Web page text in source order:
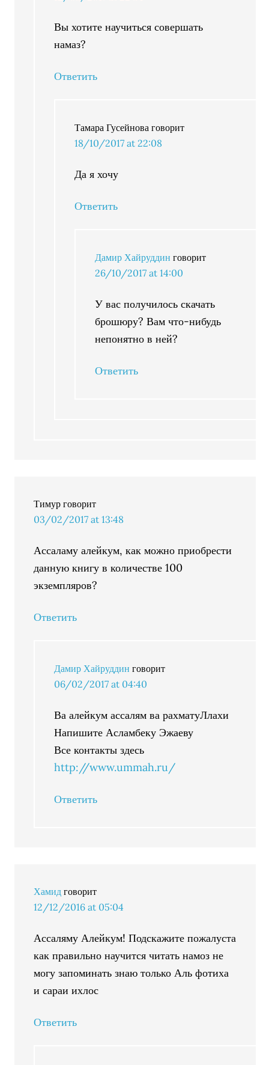
Вы хотите научиться совершать
намаз?
Ответить
Тамара Гусейнова говорит
18/10/2017 at 22:08
Да я хочу
Ответить
Дамир Хайруддин говорит
26/10/2017 at 14:00
У вас получилось скачать
брошюру? Вам что-нибудь
непонятно в ней?
Ответить
Тимур говорит
03/02/2017 at 13:48
Ассаламу алейкум, как можно приобрести
данную книгу в количестве 100
экземпляров?
Ответить
Дамир Хайруддин говорит
06/02/2017 at 04:40
Ва алейкум ассалям ва рахматуЛлахи
Напишите Асламбеку Эжаеву
Все контакты здесь
http://www.ummah.ru/
Ответить
Хамид говорит
12/12/2016 at 05:04
Ассаляму Алейкум! Подскажите пожалуста
как правильно научится читать намоз не
могу запоминать знаю только Аль фотиха
и сараи ихлос
Ответить